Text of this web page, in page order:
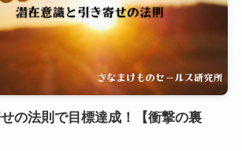
の法則で目標達成！【衝撃の裏